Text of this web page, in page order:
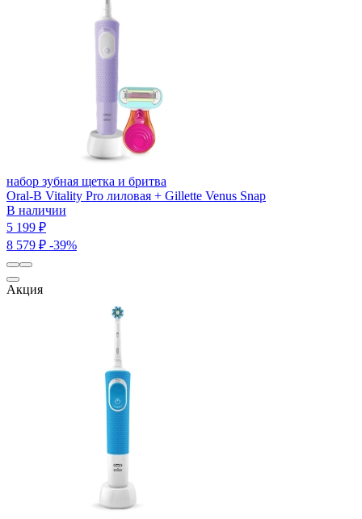
набор зубная щетка и бритва
Oral-B Vitality Pro лиловая + Gillette Venus Snap
В наличии
5 199 ₽
8 579 ₽ -39%
Акция